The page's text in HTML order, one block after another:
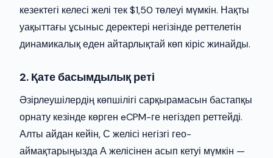
кезектегі келесі желі тек $1,50 төлеуі мүмкін. Нақты
уақыттағы ұсыныс деректері негізінде реттелетін
динамикалық еден айтарлықтай көп кіріс жинайды.
2. Қате басымдылық реті
Әзірлеушілердің көпшілігі сарқырамасын бастапқы
орнату кезінде көрген eCPM-ге негіздеп реттейді.
Алты айдан кейін, С желісі негізгі гео-
аймақтарыңызда А желісінен асып кетуі мүмкін —